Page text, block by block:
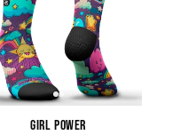
GIRL POWER